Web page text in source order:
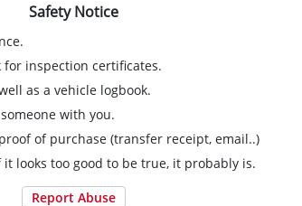
น ที่เดียวในประเทศ
Safety Notice
for inspection certificates.
as a vehicle logbook.
with you.
of purchase (transfer receipt, email..)
looks too good to be true, it probably is.
Report Abuse